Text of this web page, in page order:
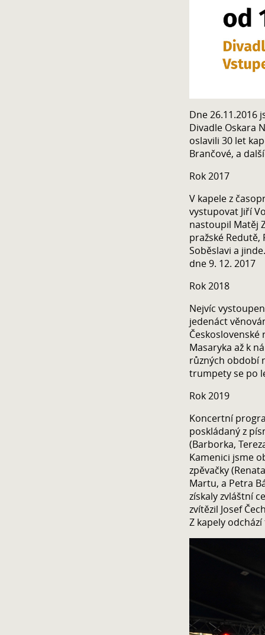
Dne 26.11.2016
Divadle Oskara
oslavili 30 let
Brančové, a
Rok 2017
V kapele z
vystupovat Jiří
nastoupil Matěj
pražské Redutě,
Soběslavi a
dne 9. 12. 2017
Rok 2018
Nejvíc
jedenáct
Československé
Masaryka až k
různých období
trumpety se po
Rok 2019
Koncertní
poskládaný z
(Barborka,
Kamenici jsme
zpěvačky
Martu, a Petra
získaly zvláštní
zvítězil Josef
Z kapely